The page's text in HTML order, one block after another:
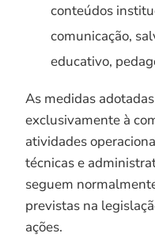
conteúdos
comunicação,
educativo,
As medidas
exclusivamente à
atividades
técnicas e
seguem
previstas na
ações.